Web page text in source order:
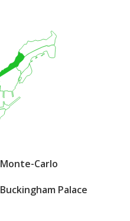
Monte-Carlo
Buckingham Palace